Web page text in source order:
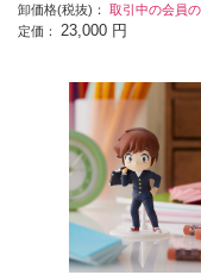
卸価格(税抜)： 取引中の会員
定価： 23,000 円